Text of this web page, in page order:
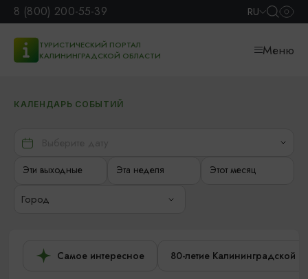
8 (800) 200-55-39 RU
ТУРИСТИЧЕСКИЙ ПОРТАЛ
КАЛИНИНГРАДСКОЙ ОБЛАСТИ
Меню
КАЛЕНДАРЬ СОБЫТИЙ
Эти выходные Эта неделя Этот месяц
Город
Самое интересное 80-летие Калининградской